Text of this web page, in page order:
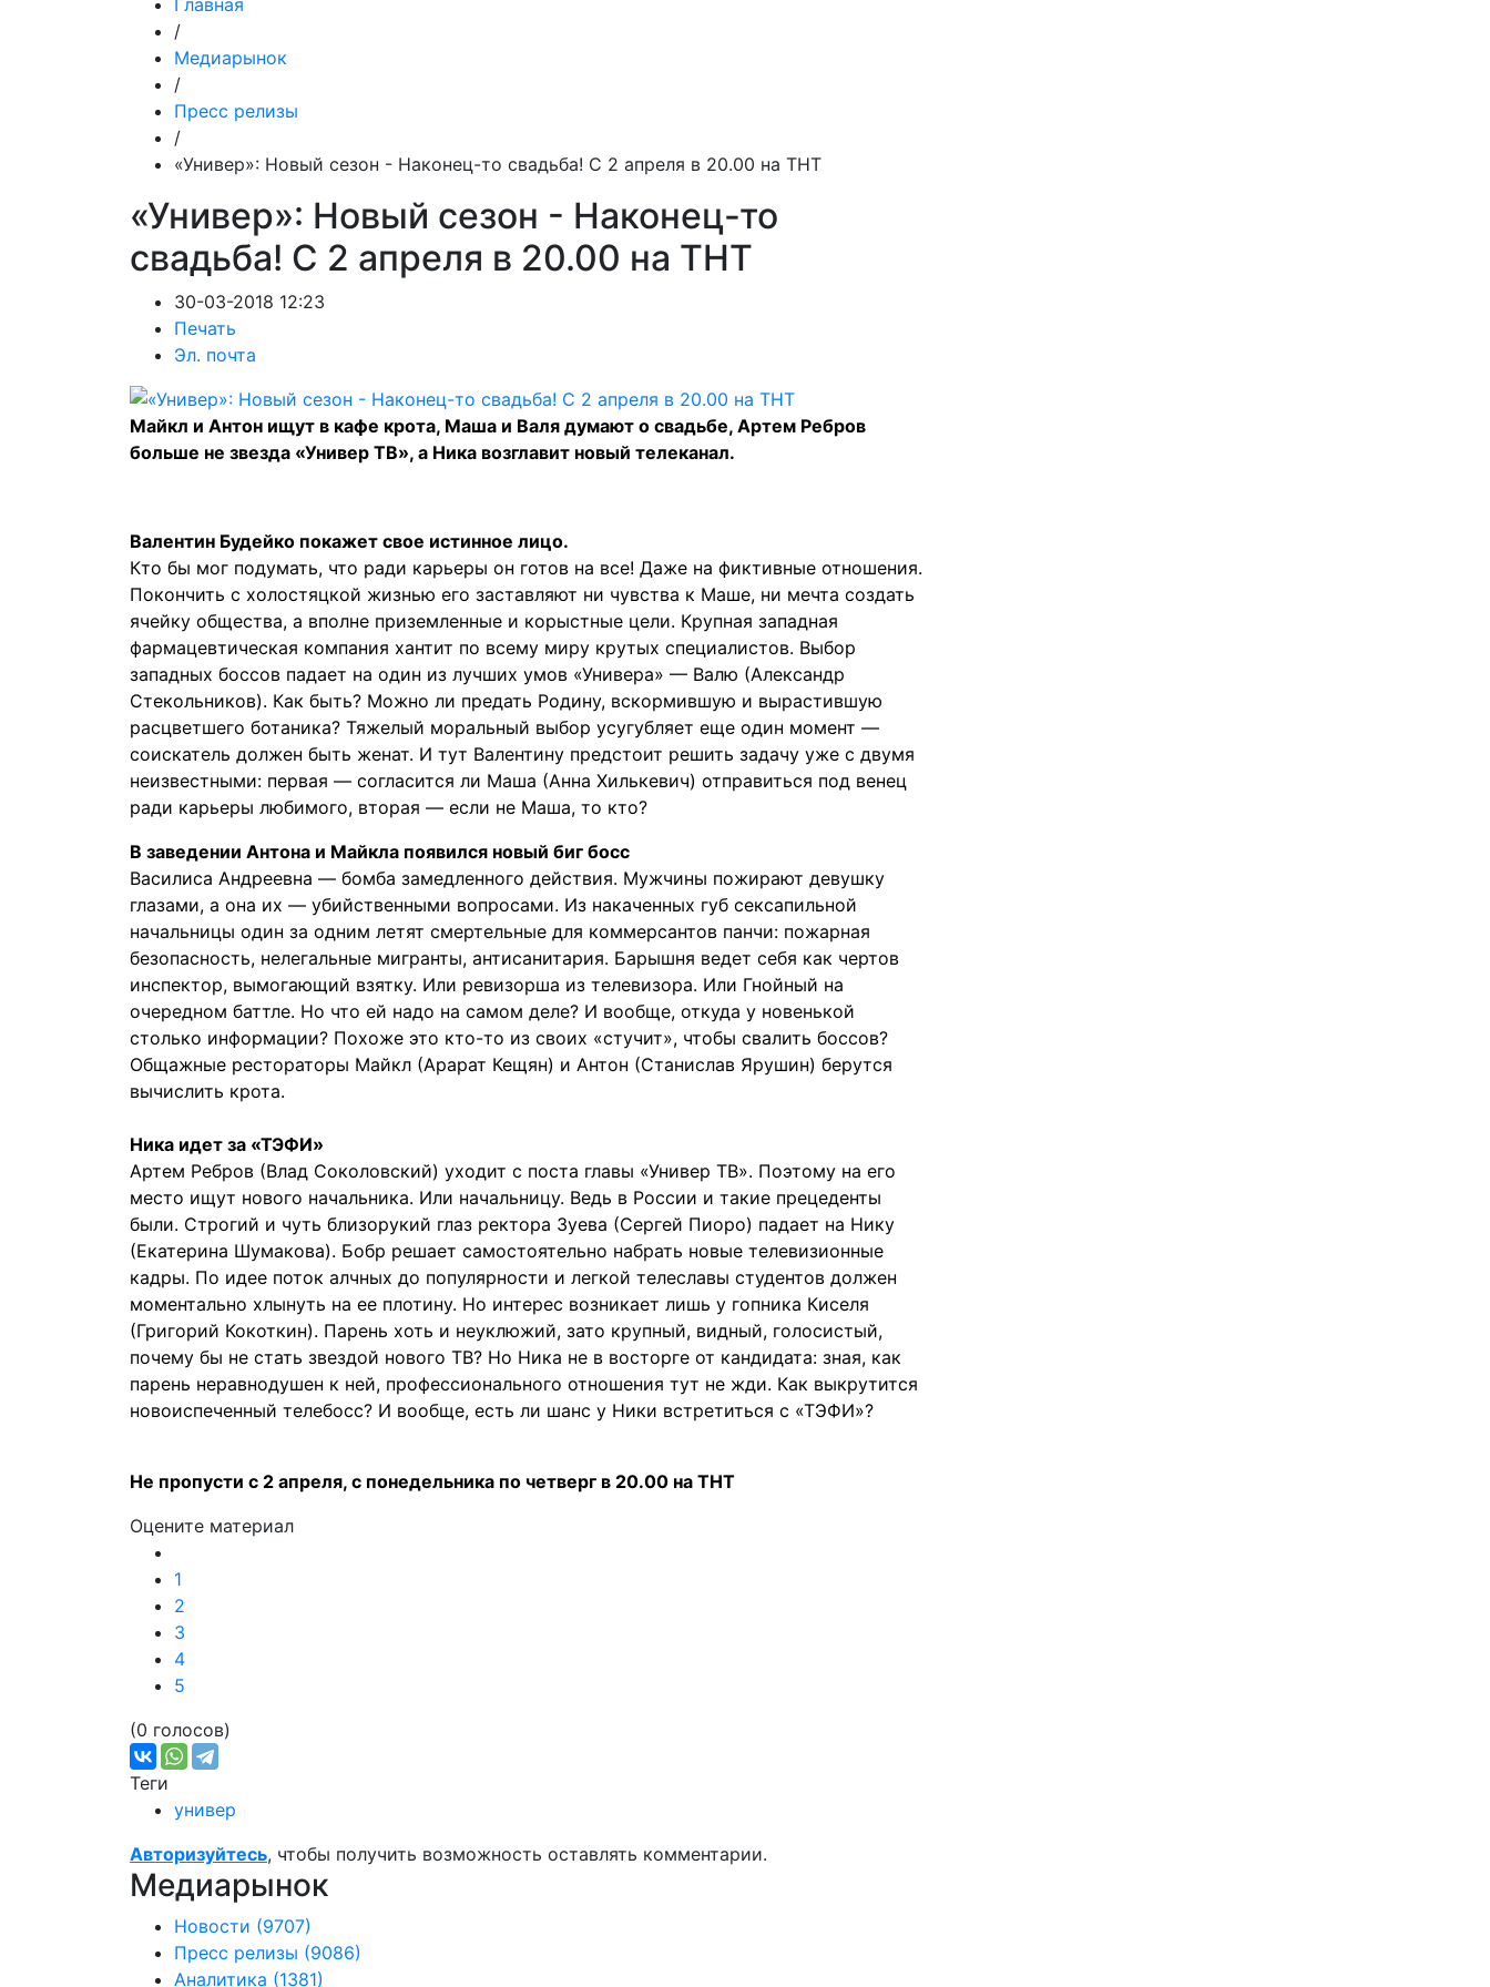
Главная
/
Медиарынок
/
Пресс релизы
/
«Универ»: Новый сезон - Наконец-то свадьба! С 2 апреля в 20.00 на ТНТ
«Универ»: Новый сезон - Наконец-то
свадьба! С 2 апреля в 20.00 на ТНТ
30-03-2018 12:23
Печать
Эл. почта
Майкл и Антон ищут в кафе крота, Маша и Валя думают о свадьбе, Артем Ребров
больше не звезда «Универ ТВ», а Ника возглавит новый телеканал.
Валентин Будейко покажет свое истинное лицо.
Кто бы мог подумать, что ради карьеры он готов на все! Даже на фиктивные отношения.
Покончить с холостяцкой жизнью его заставляют ни чувства к Маше, ни мечта создать
ячейку общества, а вполне приземленные и корыстные цели. Крупная западная
фармацевтическая компания хантит по всему миру крутых специалистов. Выбор
западных боссов падает на один из лучших умов «Универа» — Валю (Александр
Стекольников). Как быть? Можно ли предать Родину, вскормившую и вырастившую
расцветшего ботаника? Тяжелый моральный выбор усугубляет еще один момент —
соискатель должен быть женат. И тут Валентину предстоит решить задачу уже с двумя
неизвестными: первая — согласится ли Маша (Анна Хилькевич) отправиться под венец
ради карьеры любимого, вторая — если не Маша, то кто?
В заведении Антона и Майкла появился новый биг босс
Василиса Андреевна — бомба замедленного действия. Мужчины пожирают девушку
глазами, а она их — убийственными вопросами. Из накаченных губ сексапильной
начальницы один за одним летят смертельные для коммерсантов панчи: пожарная
безопасность, нелегальные мигранты, антисанитария. Барышня ведет себя как чертов
инспектор, вымогающий взятку. Или ревизорша из телевизора. Или Гнойный на
очередном баттле. Но что ей надо на самом деле? И вообще, откуда у новенькой
столько информации? Похоже это кто-то из своих «стучит», чтобы свалить боссов?
Общажные рестораторы Майкл (Арарат Кещян) и Антон (Станислав Ярушин) берутся
вычислить крота.
Ника идет за «ТЭФИ»
Артем Ребров (Влад Соколовский) уходит с поста главы «Универ ТВ». Поэтому на его
место ищут нового начальника. Или начальницу. Ведь в России и такие прецеденты
были. Строгий и чуть близорукий глаз ректора Зуева (Сергей Пиоро) падает на Нику
(Екатерина Шумакова). Бобр решает самостоятельно набрать новые телевизионные
кадры. По идее поток алчных до популярности и легкой телеславы студентов должен
моментально хлынуть на ее плотину. Но интерес возникает лишь у гопника Киселя
(Григорий Кокоткин). Парень хоть и неуклюжий, зато крупный, видный, голосистый,
почему бы не стать звездой нового ТВ? Но Ника не в восторге от кандидата: зная, как
парень неравнодушен к ней, профессионального отношения тут не жди. Как выкрутится
новоиспеченный телебосс? И вообще, есть ли шанс у Ники встретиться с «ТЭФИ»?
Не пропусти с 2 апреля, с понедельника по четверг в 20.00 на ТНТ
Оцените материал
1
2
3
4
5
(0 голосов)
Теги
универ
Авторизуйтесь, чтобы получить возможность оставлять комментарии.
Медиарынок
Новости (9707)
Пресс релизы (9086)
Аналитика (1381)